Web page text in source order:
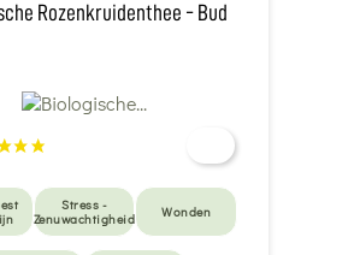
Rozenkruidenthee - Bud
Stress -
Zenuwachtigheid
Wonden